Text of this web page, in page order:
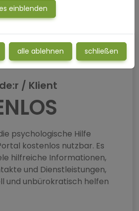
/ Klient
psychologische Hilfe
kostenlos nutzbar. Es
hilfreiche Informationen,
und Dienstleistungen,
und unbürokratisch helfen
einblenden
alle ablehnen schließen